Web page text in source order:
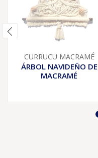
CURRUCU MACRAMÉ
ÁRBOL NAVIDEÑO DE
MACRAMÉ